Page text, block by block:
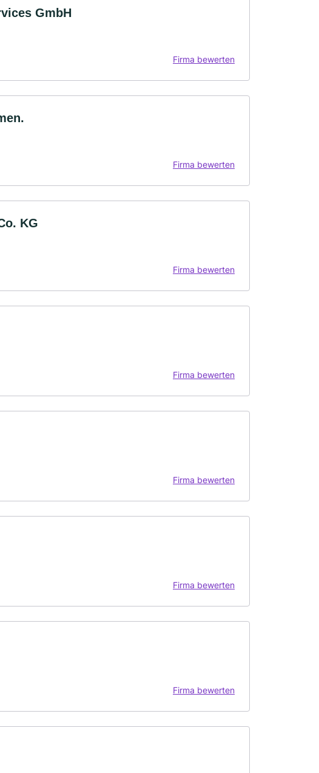
GmbH
Firma bewerten
Firma bewerten
KG
Firma bewerten
Firma bewerten
Firma bewerten
Firma bewerten
Firma bewerten